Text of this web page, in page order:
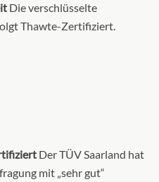
Die verschlüsselte
Thawte-Zertifiziert.
Der TÜV Saarland hat
mit „sehr gut“